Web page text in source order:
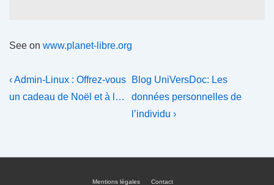
See on www.planet-libre.org
Navigation
de
Previous
Post
‹ Admin-Linux : Offrez-vous
un cadeau de Noël et à l…
Next
Post
is
Blog UniVersDoc: Les
données personnelles de
l’individu ›
Mentions légales Contact